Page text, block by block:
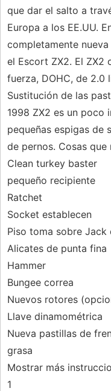
que dar el salto a
Europa a los EE.UU.
completamente
el Escort ZX2. El ZX2
fuerza, DOHC, de
Sustitución de las
1998 ZX2 es un poco
pequeñas espigas de
de pernos. Cosas que
Clean turkey baster
pequeño recipiente
Ratchet
Socket establecen
Piso toma sobre Jack
Alicates de punta fina
Hammer
Bungee correa
Nuevos rotores
Llave dinamométrica
Nueva pastillas de
grasa
Mostrar más
1